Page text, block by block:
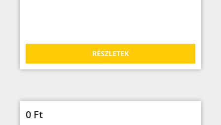
RÉSZLETEK
0 Ft